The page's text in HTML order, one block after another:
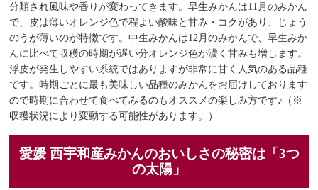
分類され風味や香りが変わってきます。早生みかんは11月のみかん
で、皮は薄いオレンジ色で程よい酸味と甘み・コクがあり、じょう
のうが薄いのが特徴です。中生みかんは12月のみかんで、早生みか
んに比べて収穫の時期が遅い分オレンジ色が濃く甘みも増します。
浮皮が発生しやすい系統ではありますが非常に甘く人気のある品種
です。時期ごとに最も美味しい品種のみかんをお届けしております
ので時期に合わせて食べてみるのもオススメの楽しみ方です♪（※
収穫状況により変動する可能性があります。）
愛媛 西宇和産みかんのおいしさの秘密は「3つ
の太陽」